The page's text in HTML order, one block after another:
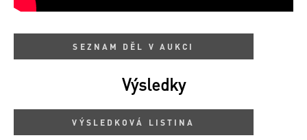
SEZNAM DĚL V AUKCI
Výsledky
VÝSLEDKOVÁ LISTINA